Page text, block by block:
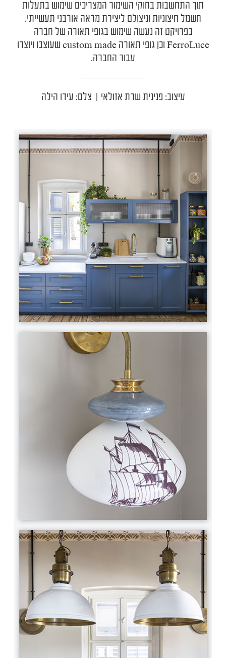
תוך התחשבות בחוקי השימור המצריכים שימוש בתעלות
חשמל חיצוניות וניצולם ליצירת מראה אורבני תעשייתי.
בפרויקט זה נעשה שימוש בגופי תאורה של חברה
FerroLuce וכן גופי תאורהcustom made שעוצבו ויוצרו
עבור החברה.
עיצוב: פנינית שרת אזולאי | צלם: עידו הילה